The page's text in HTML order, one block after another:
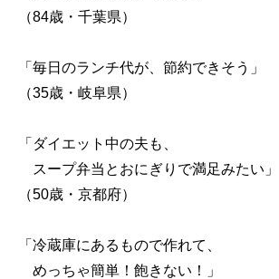
（84歳・千葉県）
「毎日のランチ代が、節約できそう」
（35歳・岐阜県）
「ダイエット中の夫も、
スープ弁当とおにぎりで満足みたい」
（50歳・京都府）
「冷蔵庫にあるもので作れて、
めっちゃ簡単！飽きない！」